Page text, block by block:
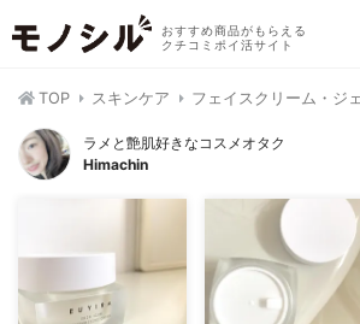
おすすめ商品がもらえる
クチコミポイ活サイト
TOP スキンケア フェイスクリーム・ジ
ラメと艶肌好きなコスメオタク
Himachin